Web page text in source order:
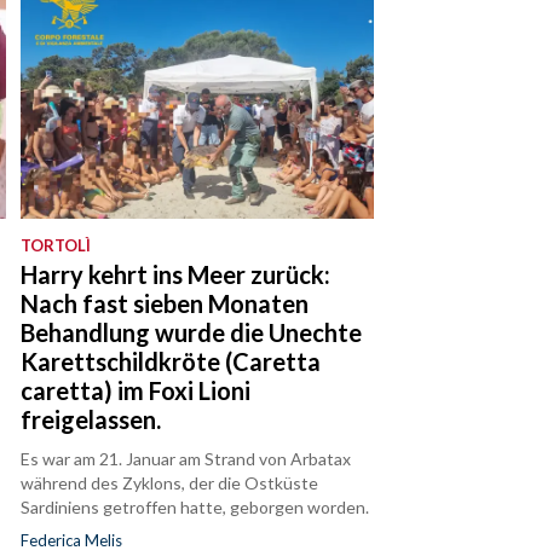
TORTOLÌ
Harry kehrt ins Meer zurück:
Nach fast sieben Monaten
Behandlung wurde die Unechte
Karettschildkröte (Caretta
caretta) im Foxi Lioni
freigelassen.
Es war am 21. Januar am Strand von Arbatax
während des Zyklons, der die Ostküste
Sardiniens getroffen hatte, geborgen worden.
Federica Melis